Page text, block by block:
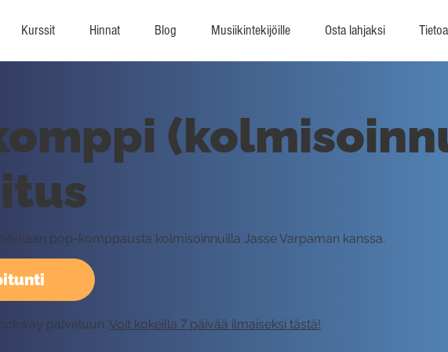
Kurssit Hinnat Blog Musiikintekijöille Osta lahjaksi
pop-komppausta kolmisoinnuilla Jasse Varpaman kanssa.
palveluun. Voit kokeilla 7 päivää ilmaiseksi tästä!